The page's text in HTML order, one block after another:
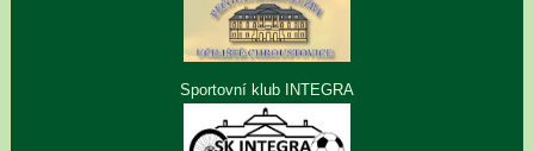
Sportovní klub INTEGRA